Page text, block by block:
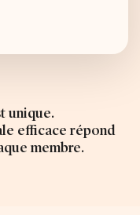
unique.
efficace répond
membre.